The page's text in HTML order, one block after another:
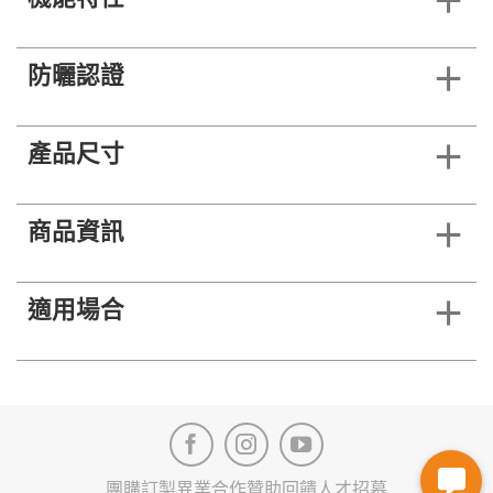
防曬認證
產品尺寸
商品資訊
適用場合